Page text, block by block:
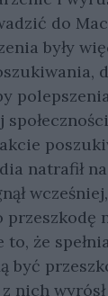
do
były
natrafił
przeszkodę
to, że
być
nich